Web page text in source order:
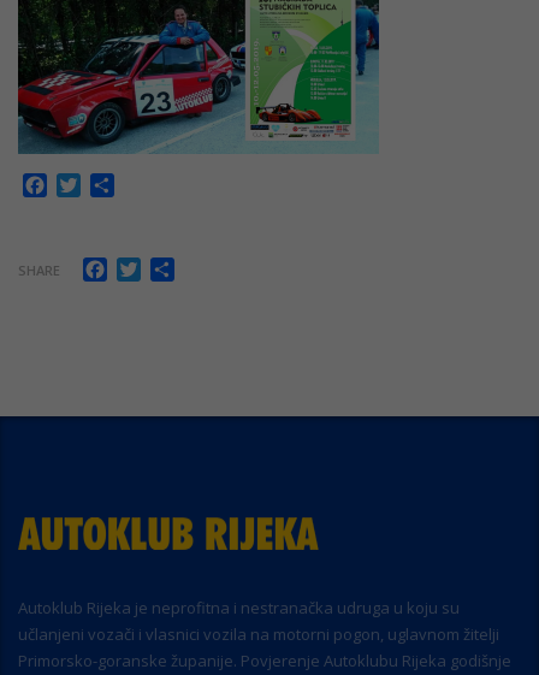
Facebook
Twitter
SHARE Facebook
Twitter
Autoklub Rijeka je neprofitna i nestranačka udruga u koju su
učlanjeni vozači i vlasnici vozila na motorni pogon, uglavnom žitelji
Primorsko-goranske županije. Povjerenje Autoklubu Rijeka godišnje